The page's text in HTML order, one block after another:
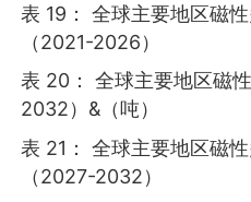
表 19： 全球主要地区磁
（2021-2026）
表 20： 全球主要地区磁
2032）&（吨）
表 21： 全球主要地区磁
（2027-2032）